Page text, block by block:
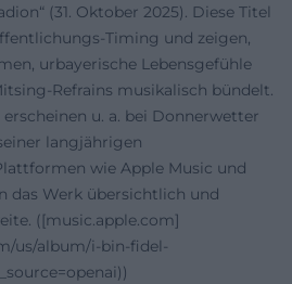
(31. Oktober 2025). Diese Titel
Timing und zeigen,
urbayerische Lebensgefühle
Refrains musikalisch bündelt.
u. a. bei Donnerwetter
langjährigen
wie Apple Music und
das Werk übersichtlich und
([music.apple.com]
us/album/i-bin-fidel-